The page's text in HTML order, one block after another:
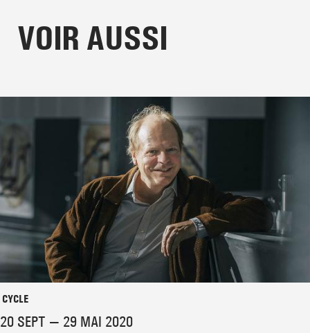
VOIR AUSSI
CYCLE
20 SEPT — 29 MAI 2020